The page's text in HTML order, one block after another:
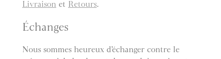
Livraison et Retours.
Échanges
Nous sommes heureux d’échanger contre le